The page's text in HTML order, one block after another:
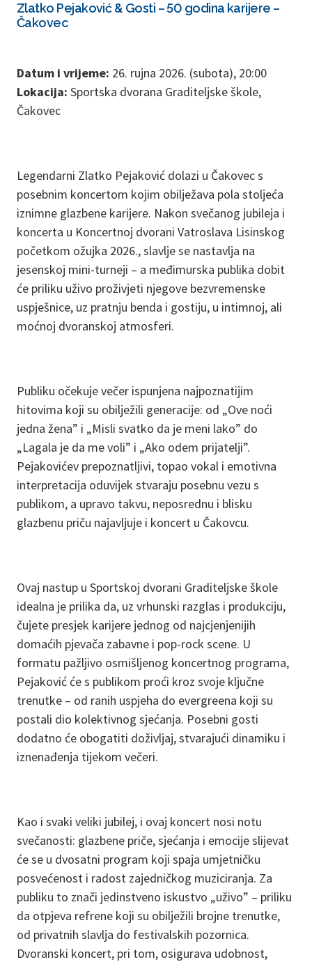
Zlatko Pejaković & Gosti – 50 godina karijere –
Čakovec
Datum i vrijeme: 26. rujna 2026. (subota), 20:00
Lokacija: Sportska dvorana Graditeljske škole,
Čakovec
Legendarni Zlatko Pejaković dolazi u Čakovec s
posebnim koncertom kojim obilježava pola stoljeća
iznimne glazbene karijere. Nakon svečanog jubileja i
koncerta u Koncertnoj dvorani Vatroslava Lisinskog
početkom ožujka 2026., slavlje se nastavlja na
jesenskoj mini-turneji – a međimurska publika dobit
će priliku uživo proživjeti njegove bezvremenske
uspješnice, uz pratnju benda i gostiju, u intimnoj, ali
moćnoj dvoranskoj atmosferi.
Publiku očekuje večer ispunjena najpoznatijim
hitovima koji su obilježili generacije: od „Ove noći
jedna žena” i „Misli svatko da je meni lako” do
„Lagala je da me voli” i „Ako odem prijatelji”.
Pejakovićev prepoznatljivi, topao vokal i emotivna
interpretacija oduvijek stvaraju posebnu vezu s
publikom, a upravo takvu, neposrednu i blisku
glazbenu priču najavljuje i koncert u Čakovcu.
Ovaj nastup u Sportskoj dvorani Graditeljske škole
idealna je prilika da, uz vrhunski razglas i produkciju,
čujete presjek karijere jednog od najcjenjenijih
domaćih pjevača zabavne i pop-rock scene. U
formatu pažljivo osmišljenog koncertnog programa,
Pejaković će s publikom proći kroz svoje ključne
trenutke – od ranih uspjeha do evergreena koji su
postali dio kolektivnog sjećanja. Posebni gosti
dodatno će obogatiti doživljaj, stvarajući dinamiku i
iznenađenja tijekom večeri.
Kao i svaki veliki jubilej, i ovaj koncert nosi notu
svečanosti: glazbene priče, sjećanja i emocije slijevat
će se u dvosatni program koji spaja umjetničku
posvećenost i radost zajedničkog muziciranja. Za
publiku to znači jedinstveno iskustvo „uživo” – priliku
da otpjeva refrene koji su obilježili brojne trenutke,
od privatnih slavlja do festivalskih pozornica.
Dvoranski koncert, pri tom, osigurava udobnost,